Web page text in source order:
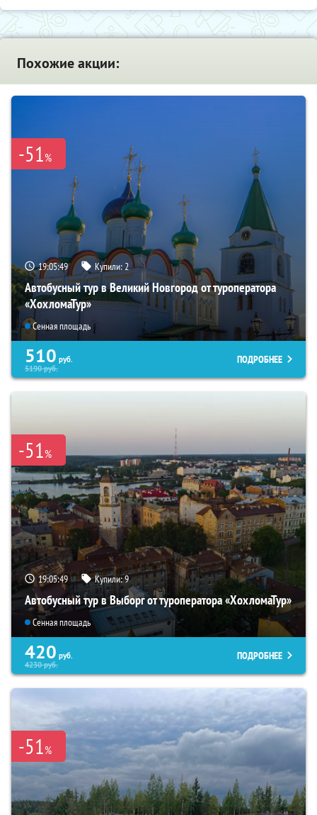
Похожие акции:
-51%
19:05:48 Купили:2
Автобусный тур в Великий Новгород от туроператора
«ХохломаТур»
Сенная площадь
510 руб.
5190руб.
ПОДРОБНЕЕ
-51%
19:05:48 Купили:9
Автобусный тур в Выборг от туроператора «ХохломаТур»
Сенная площадь
420 руб.
4230руб.
ПОДРОБНЕЕ
-51%